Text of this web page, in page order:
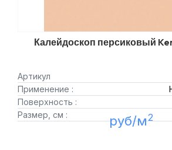
Калейдоскоп персиковый
Артикул
Применение :
Поверхность :
Размер, см :
руб/м2